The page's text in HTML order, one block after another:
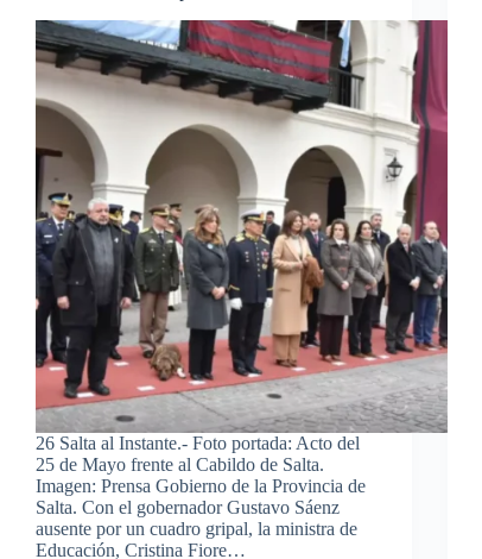
26 Salta al Instante.- Foto portada: Acto del
25 de Mayo frente al Cabildo de Salta.
Imagen: Prensa Gobierno de la Provincia de
Salta. Con el gobernador Gustavo Sáenz
ausente por un cuadro gripal, la ministra de
Educación, Cristina Fiore…